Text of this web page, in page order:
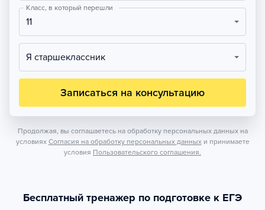
Класс, в который перешли
11
Я старшеклассник
Записаться на консультацию
Продолжая, вы соглашаетесь на обработку персональных данных на
условиях Согласия на обработку персональных данных и принимаете
условия Пользовательского соглашения.
Бесплатный тренажер по подготовке к ЕГЭ